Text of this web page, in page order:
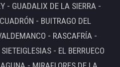
- GUADALIX DE LA SIERRA -
- BUITRAGO DEL
- RASCAFRÍA -
- EL BERRUECO